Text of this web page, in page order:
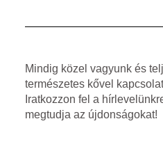
Mindig közel vagyunk és
természetes kővel
Iratkozzon fel a
megtudja az újdonságokat!